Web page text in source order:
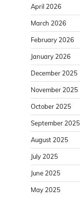
April 2026
March 2026
February 2026
January 2026
December 2025
November 2025
October 2025
September 2025
August 2025
July 2025
June 2025
May 2025